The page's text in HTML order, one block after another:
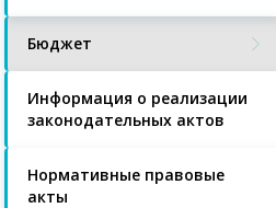
Бюджет
Информация о реализации
законодательных актов
Нормативные правовые
акты